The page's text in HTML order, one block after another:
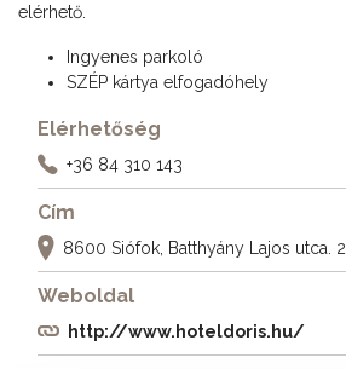
elérhető.
Ingyenes parkoló
SZÉP kártya elfogadóhely
Elérhetőség
+36 84 310 143
Cím
8600 Siófok, Batthyány Lajos utca.
Weboldal
http://www.hoteldoris.hu/